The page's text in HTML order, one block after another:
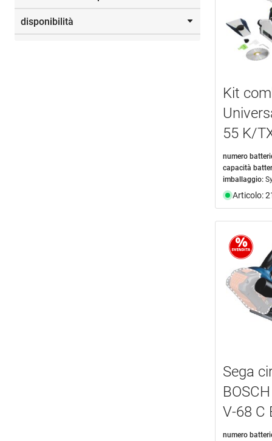
valigia di trasporto
documento
disponibilità
Kit
55 K/
numero
capacità
imballaggio:
Articolo:
Sega
V-68 C
numero